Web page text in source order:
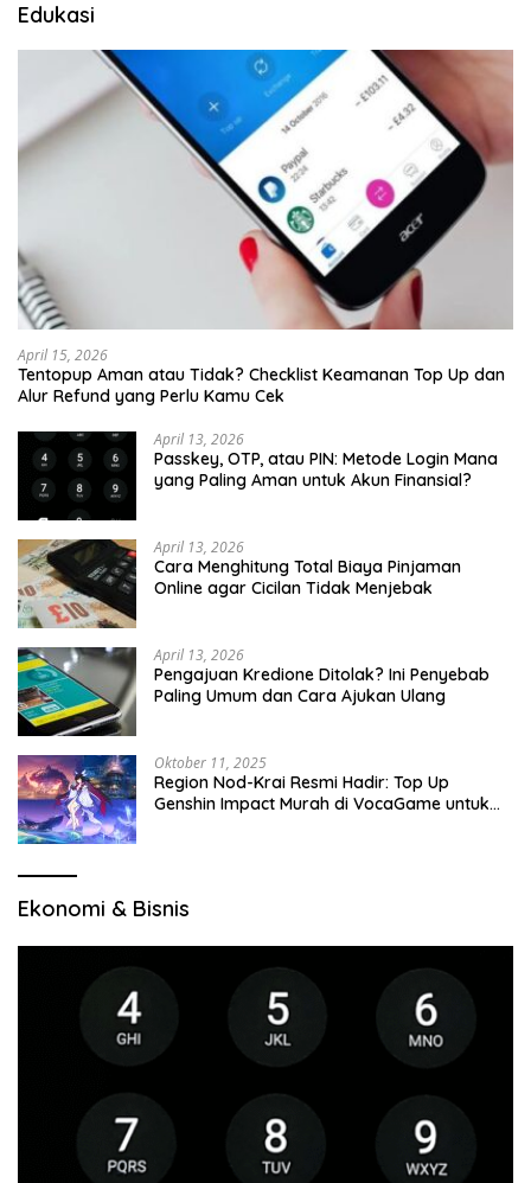
Edukasi
April 15, 2026
Tentopup Aman atau Tidak? Checklist Keamanan Top Up dan
Alur Refund yang Perlu Kamu Cek
April 13, 2026
Passkey, OTP, atau PIN: Metode Login Mana
yang Paling Aman untuk Akun Finansial?
April 13, 2026
Cara Menghitung Total Biaya Pinjaman
Online agar Cicilan Tidak Menjebak
April 13, 2026
Pengajuan Kredione Ditolak? Ini Penyebab
Paling Umum dan Cara Ajukan Ulang
Oktober 11, 2025
Region Nod-Krai Resmi Hadir: Top Up
Genshin Impact Murah di VocaGame untuk
Ekonomi & Bisnis